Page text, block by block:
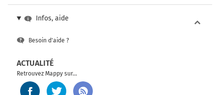
Infos, aide
Besoin d'aide ?
ACTUALITÉ
Retrouvez Mappy sur...